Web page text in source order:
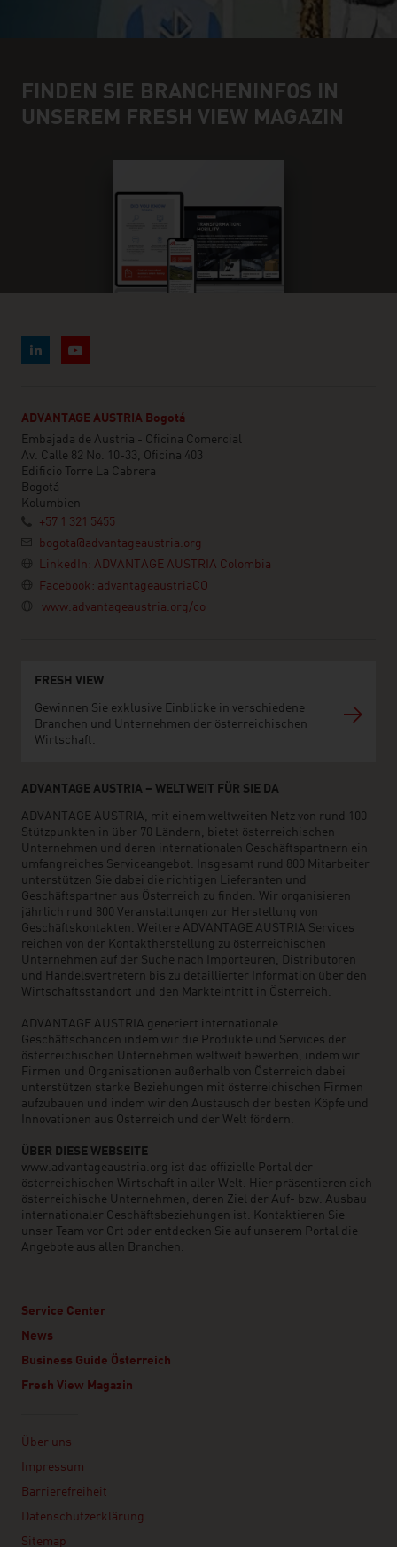
FINDEN SIE BRANCHENINFOS IN
UNSEREM FRESH VIEW MAGAZIN
ADVANTAGE AUSTRIA Bogotá
Embajada de Austria - Oficina Comercial
Av. Calle 82 No. 10-33, Oficina 403
Edificio Torre La Cabrera
Bogotá
Kolumbien
+57 1 321 5455
bogota@advantageaustria.org
LinkedIn: ADVANTAGE AUSTRIA Colombia
Facebook: advantageaustriaCO
www.advantageaustria.org/co
FRESH VIEW
Gewinnen Sie exklusive Einblicke in verschiedene
Branchen und Unternehmen der österreichischen
Wirtschaft.
ADVANTAGE AUSTRIA – WELTWEIT FÜR SIE DA
ADVANTAGE AUSTRIA, mit einem weltweiten Netz von rund 100
Stützpunkten in über 70 Ländern, bietet österreichischen
Unternehmen und deren internationalen Geschäftspartnern ein
umfangreiches Serviceangebot. Insgesamt rund 800 Mitarbeiter
unterstützen Sie dabei die richtigen Lieferanten und
Geschäftspartner aus Österreich zu finden. Wir organisieren
jährlich rund 800 Veranstaltungen zur Herstellung von
Geschäftskontakten. Weitere ADVANTAGE AUSTRIA Services
reichen von der Kontaktherstellung zu österreichischen
Unternehmen auf der Suche nach Importeuren, Distributoren
und Handelsvertretern bis zu detaillierter Information über den
Wirtschaftsstandort und den Markteintritt in Österreich.
ADVANTAGE AUSTRIA generiert internationale
Geschäftschancen indem wir die Produkte und Services der
österreichischen Unternehmen weltweit bewerben, indem wir
Firmen und Organisationen außerhalb von Österreich dabei
unterstützen starke Beziehungen mit österreichischen Firmen
aufzubauen und indem wir den Austausch der besten Köpfe und
Innovationen aus Österreich und der Welt fördern.
ÜBER DIESE WEBSEITE
www.advantageaustria.org ist das offizielle Portal der
österreichischen Wirtschaft in aller Welt. Hier präsentieren sich
österreichische Unternehmen, deren Ziel der Auf- bzw. Ausbau
internationaler Geschäftsbeziehungen ist. Kontaktieren Sie
unser Team vor Ort oder entdecken Sie auf unserem Portal die
Angebote aus allen Branchen.
Service Center
News
Business Guide Österreich
Fresh View Magazin
Über uns
Impressum
Barrierefreiheit
Datenschutzerklärung
Sitemap